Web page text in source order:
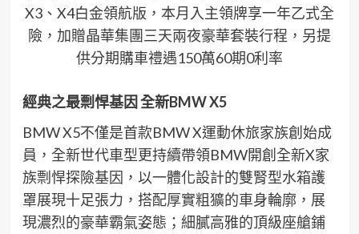
X3、X4白金領航版，本月入主領牌享一年乙式全
險，加贈晶華集團三天兩夜豪華套裝行程，另提
供分期購車禮遇150萬60期0利率
經典之最剽悍基因全新BMW X5
BMW X5不僅是首款BMW X運動休旅家族創始成
員，全新世代車型更持續帶領BMW開創全新X家
族剽悍探險基因，以一體化設計的雙腎型水箱護
罩展現十足張力，搭配厚實粗獷的車身輪廓，展
現濃烈的豪華霸氣姿態；細膩高雅的頂級座艙鋪